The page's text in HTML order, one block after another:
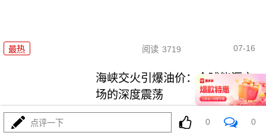
最热 阅读 3719 07-16
海峡交火引爆油价：全球能源市
场的深度震荡
阅读 4981
点评一下 0 0